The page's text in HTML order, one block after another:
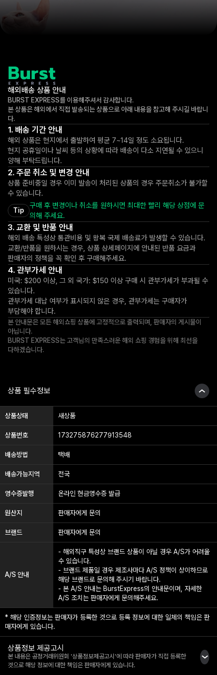
해외배송 상품 안내
BURST EXPRESS를 이용해주셔서 감사합니다.
본 상품은 해외에서 직접 발송되는 상품으로 아래 내용을 참고해 주시길 바랍니
다.
배송 기간 안내
해외 상품은 현지에서 출발하여 평균 7~14일 정도 소요됩니다.
현지 공휴일이나 날씨 등의 상황에 따라 배송이 다소 지연될 수 있으니
양해 부탁드립니다.
주문 취소 및 변경 안내
상품 준비중일 경우 이미 발송이 처리된 상품의 경우 주문취소가 불가할
수 있습니다.
Tip
구매 후 변경이나 취소를 원하시면 최대한 빨리 해당 상점에 문
의해 주세요.
교환 및 반품 안내
해외 배송 특성상 통관비용 및 왕복 국제 배송료가 발생할 수 있습니다.
교환/반품을 원하시는 경우, 상품 상세페이지에 안내된 반품 요금과
판매자의 정책을 꼭 확인 후 구매해주세요.
관부가세 안내
미국: $200 이상, 그 외 국가: $150 이상 구매 시 관부가세가 부과될 수
있습니다.
관부가세 대납 여부가 표시되지 않은 경우, 관부가세는 구매자가
부담해야 합니다.
본 안내문은 모든 해외쇼핑 상품에 고정적으로 출력되며, 판매자의 게시물이
아닙니다.
BURST EXPRESS는 고객님의 만족스러운 해외 쇼핑 경험을 위해 최선을
다하겠습니다.
상품 필수정보
상품상태 새상품
상품번호 173275876277913548
배송방법 택배
배송가능지역 전국
영수증발행 온라인 현금영수증 발급
원산지 판매자에게 문의
브랜드 판매자에게 문의
A/S 안내
- 해외직구 특성상 브랜드 상품이 아닐 경우 A/S가 어려울
수 있습니다.
- 브랜드 제품일 경우 제조사마다 A/S 정책이 상이하므로
해당 브랜드로 문의해 주시기 바랍니다.
- 본 A/S 안내는 BurstExpress의 안내문이며, 자세한
A/S 조치는 판매자에게 문의해주세요.
* 해당 인증정보는 판매자가 등록한 것으로 등록 정보에 대한 일체의 책임은 판
매자에게 있습니다.
상품정보 제공고시
본 내용은 공정거래위원회 '상품정보제공고시'에 따라 판매자가 직접 등록한
것으로 해당 정보에 대한 책임은 판매자에게 있습니다.